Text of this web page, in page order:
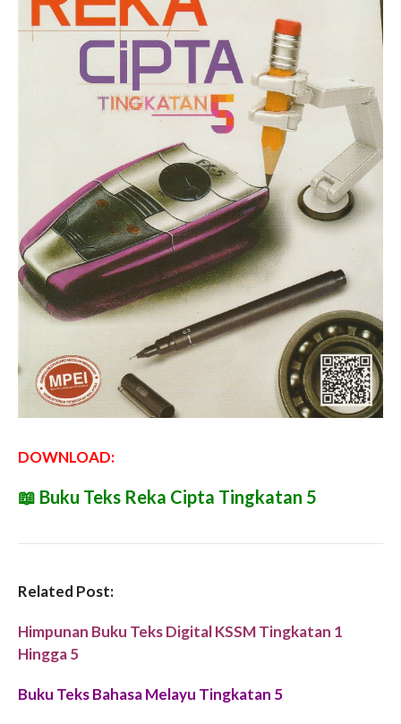
DOWNLOAD:
📖 Buku Teks Reka Cipta Tingkatan 5
Related Post:
Himpunan Buku Teks Digital KSSM Tingkatan 1
Hingga 5
Buku Teks Bahasa Melayu Tingkatan 5